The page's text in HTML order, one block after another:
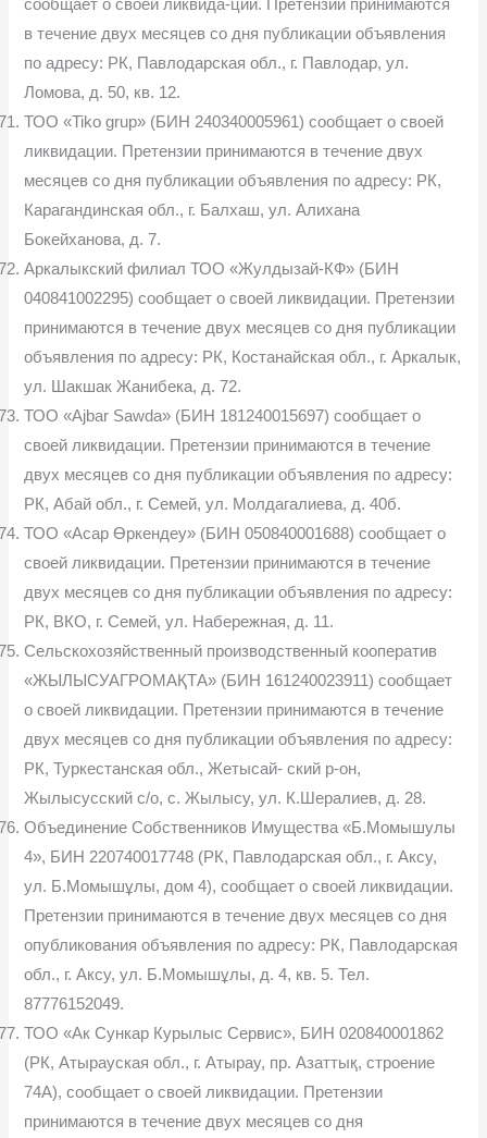
сообщает о своей ликвида-ции. Претензии принимаются
в течение двух месяцев со дня публикации объявления
по адресу: РК, Павлодарская обл., г. Павлодар, ул.
Ломова, д. 50, кв. 12.
ТОО «Tiko grup» (БИН 240340005961) сообщает о своей
ликвидации. Претензии принимаются в течение двух
месяцев со дня публикации объявления по адресу: РК,
Карагандинская обл., г. Балхаш, ул. Алихана
Бокейханова, д. 7.
Аркалыкский филиал ТОО «Жулдызай-КФ» (БИН
040841002295) сообщает о своей ликвидации. Претензии
принимаются в течение двух месяцев со дня публикации
объявления по адресу: РК, Костанайская обл., г. Аркалык,
ул. Шакшак Жанибека, д. 72.
ТОО «Ajbar Sawda» (БИН 181240015697) сообщает о
своей ликвидации. Претензии принимаются в течение
двух месяцев со дня публикации объявления по адресу:
РК, Абай обл., г. Семей, ул. Молдагалиева, д. 40б.
ТОО «Асар Өркендеу» (БИН 050840001688) сообщает о
своей ликвидации. Претензии принимаются в течение
двух месяцев со дня публикации объявления по адресу:
РК, ВКО, г. Семей, ул. Набережная, д. 11.
Сельскохозяйственный производственный кооператив
«ЖЫЛЫСУАГРОМАҚТА» (БИН 161240023911) сообщает
о своей ликвидации. Претензии принимаются в течение
двух месяцев со дня публикации объявления по адресу:
РК, Туркестанская обл., Жетысай- ский р-он,
Жылысусский с/о, с. Жылысу, ул. К.Шералиев, д. 28.
Объединение Собственников Имущества «Б.Момышулы
4», БИН 220740017748 (РК, Павлодарская обл., г. Аксу,
ул. Б.Момышұлы, дом 4), сообщает о своей ликвидации.
Претензии принимаются в течение двух месяцев со дня
опубликования объявления по адресу: РК, Павлодарская
обл., г. Аксу, ул. Б.Момышұлы, д. 4, кв. 5. Тел.
87776152049.
ТОО «Ак Сункар Курылыс Сервис», БИН 020840001862
(РК, Атырауская обл., г. Атырау, пр. Азаттық, строение
74А), сообщает о своей ликвидации. Претензии
принимаются в течение двух месяцев со дня